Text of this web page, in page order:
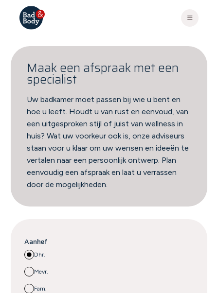
Aanhef
Dhr.
Mevr.
Fam.
Maak een afspraak met een
specialist
Uw badkamer moet passen bij wie u bent en
hoe u leeft. Houdt u van rust en eenvoud, van
een uitgesproken stijl of juist van wellness in
huis? Wat uw voorkeur ook is, onze adviseurs
staan voor u klaar om uw wensen en ideeën te
vertalen naar een persoonlijk ontwerp. Plan
eenvoudig een afspraak en laat u verrassen
door de mogelijkheden.